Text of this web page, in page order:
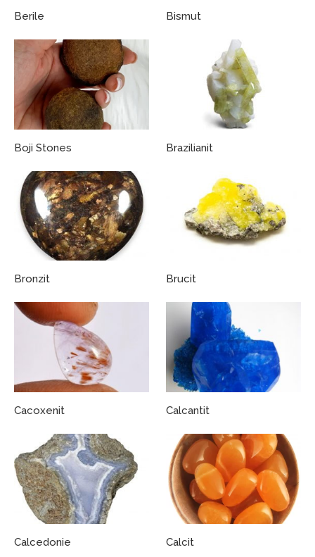
Berile Bismut
Boji Stones Brazilianit
Bronzit Brucit
Cacoxenit Calcantit
Calcedonie Calcit